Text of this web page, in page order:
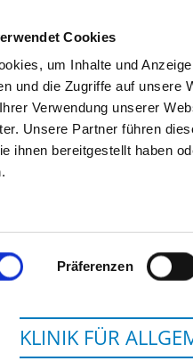
Cookies
um Inhalte und
und die Zugriffe auf unsere
Verwendung unserer
Unsere Partner führen
ihnen bereitgestellt haben
Präferenzen
KLINIK FÜR